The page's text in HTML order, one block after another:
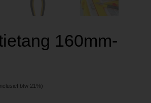
160mm-